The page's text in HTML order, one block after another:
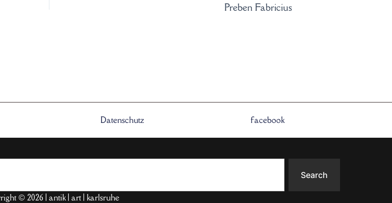
Preben Fabricius
Datenschutz facebook
Search
© 2026 | antik | art | karlsruhe